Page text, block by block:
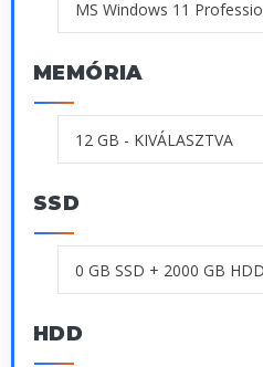
MEMÓRIA
SSD
HDD